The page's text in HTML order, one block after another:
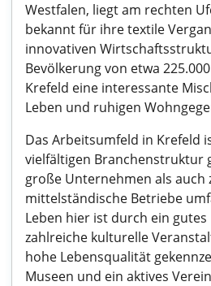
Westfalen, liegt am rechten
bekannt für ihre textile
innovativen
Bevölkerung von etwa
Krefeld eine interessante
Leben und ruhigen
Das Arbeitsumfeld in Krefeld
vielfältigen Branchenstruktur
große Unternehmen als auch
mittelständische Betriebe
Leben hier ist durch ein gutes
zahlreiche kulturelle
hohe Lebensqualität
Museen und ein aktives